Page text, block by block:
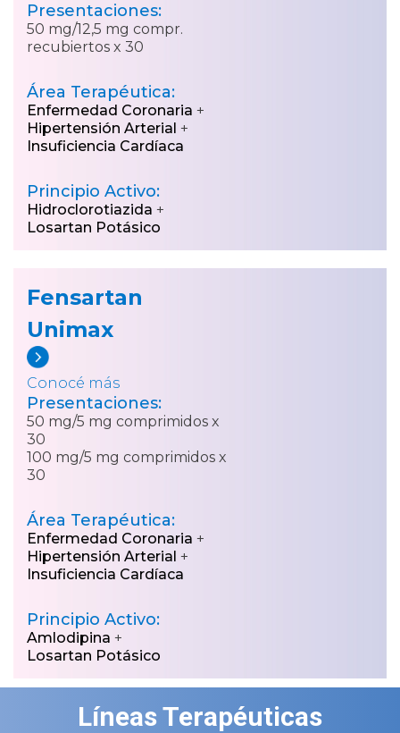
Presentaciones:
50 mg/12,5 mg compr.
recubiertos x 30
Área Terapéutica:
Enfermedad Coronaria +
Hipertensión Arterial +
Insuficiencia Cardíaca
Principio Activo:
Hidroclorotiazida +
Losartan Potásico
Fensartan
Unimax
Conocé más
Presentaciones:
50 mg/5 mg comprimidos x
30
100 mg/5 mg comprimidos x
30
Área Terapéutica:
Enfermedad Coronaria +
Hipertensión Arterial +
Insuficiencia Cardíaca
Principio Activo:
Amlodipina +
Losartan Potásico
Líneas Terapéuticas